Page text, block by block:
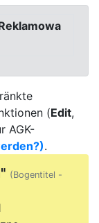
(Edit,
AGK-
.
(Bogentitel -